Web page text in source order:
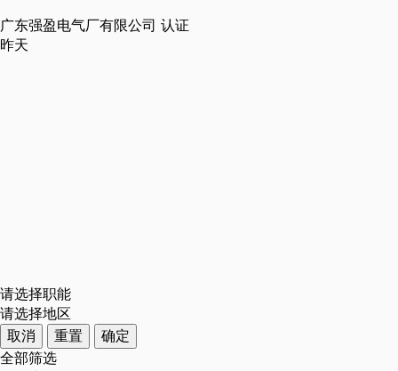
广东强盈电气厂有限公司 认证
昨天
请选择职能
请选择地区
取消
重置
确定
全部筛选